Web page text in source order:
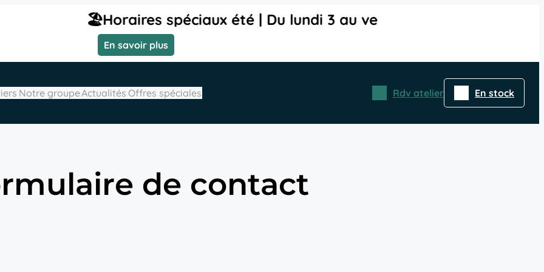
spéciaux été | Du lundi 3 au vendredi 7 août : 8h–17h | Samedi 8
En savoir plus
Notre groupeActualités Offres spéciales Rdv atelier En stock
de contact